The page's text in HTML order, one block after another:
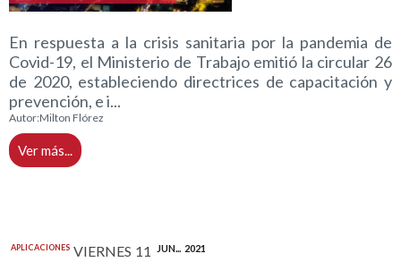
En respuesta a la crisis sanitaria por la pandemia de
Covid-19, el Ministerio de Trabajo emitió la circular 26
de 2020, estableciendo directrices de capacitación y
prevención, e i...
Autor:Milton Flórez
Ver más...
APLICACIONES VIERNES 11 JUN... 2021